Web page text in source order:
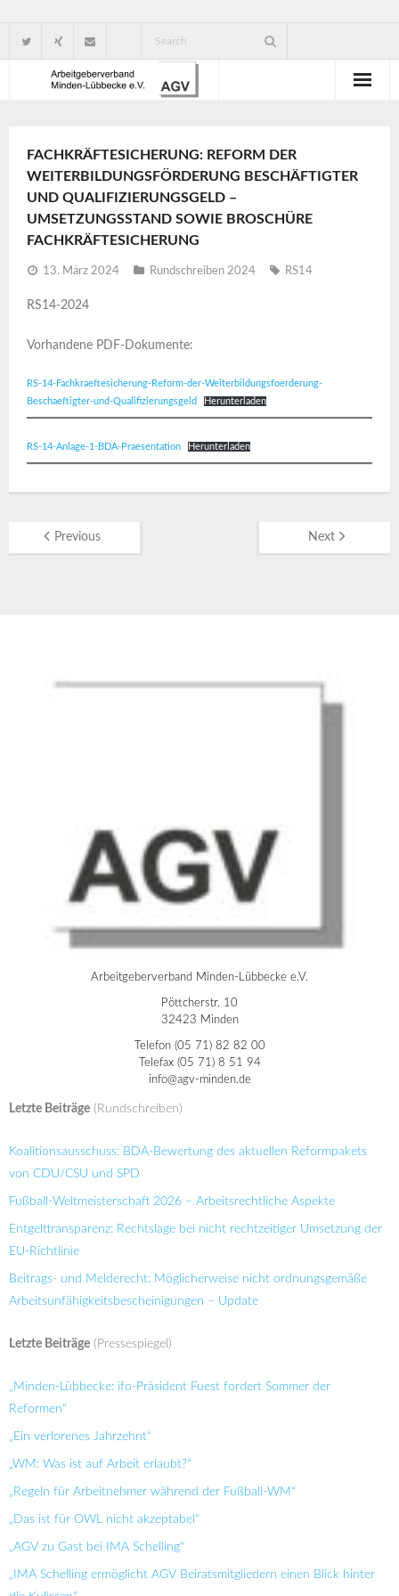
Verbandsorganisation
Ansprechpartner
Gute Gründe für eine Mitgliedschaft
FACHKRÄFTESICHERUNG: REFORM DER
WEITERBILDUNGSFÖRDERUNG BESCHÄFTIGTER
UND QUALIFIZIERUNGSGELD –
UMSETZUNGSSTAND SOWIE BROSCHÜRE
FACHKRÄFTESICHERUNG
13. März 2024 Rundschreiben 2024 RS14
RS14-2024
Vorhandene PDF-Dokumente:
RS-14-Fachkraeftesicherung-Reform-der-Weiterbildungsfoerderung-
Beschaeftigter-und-Qualifizierungsgeld
Herunterladen
RS-14-Anlage-1-BDA-Praesentation Herunterladen
Previous Next
Arbeitgeberverband Minden-Lübbecke e.V.
Pöttcherstr. 10
32423 Minden
Telefon (05 71) 82 82 00
Telefax (05 71) 8 51 94
info@agv-minden.de
Letzte Beiträge (Rundschreiben)
Koalitionsausschuss: BDA-Bewertung des aktuellen Reformpakets
von CDU/CSU und SPD
Fußball-Weltmeisterschaft 2026 – Arbeitsrechtliche Aspekte
Entgelttransparenz: Rechtslage bei nicht rechtzeitiger Umsetzung der
EU-Richtlinie
Beitrags- und Melderecht: Möglicherweise nicht ordnungsgemäße
Arbeitsunfähigkeitsbescheinigungen – Update
Letzte Beiträge (Pressespiegel)
„Minden-Lübbecke: ifo-Präsident Fuest fordert Sommer der
Reformen“
„Ein verlorenes Jahrzehnt“
„WM: Was ist auf Arbeit erlaubt?“
„Regeln für Arbeitnehmer während der Fußball-WM“
„Das ist für OWL nicht akzeptabel“
„AGV zu Gast bei IMA Schelling“
„IMA Schelling ermöglicht AGV Beiratsmitgliedern einen Blick hinter